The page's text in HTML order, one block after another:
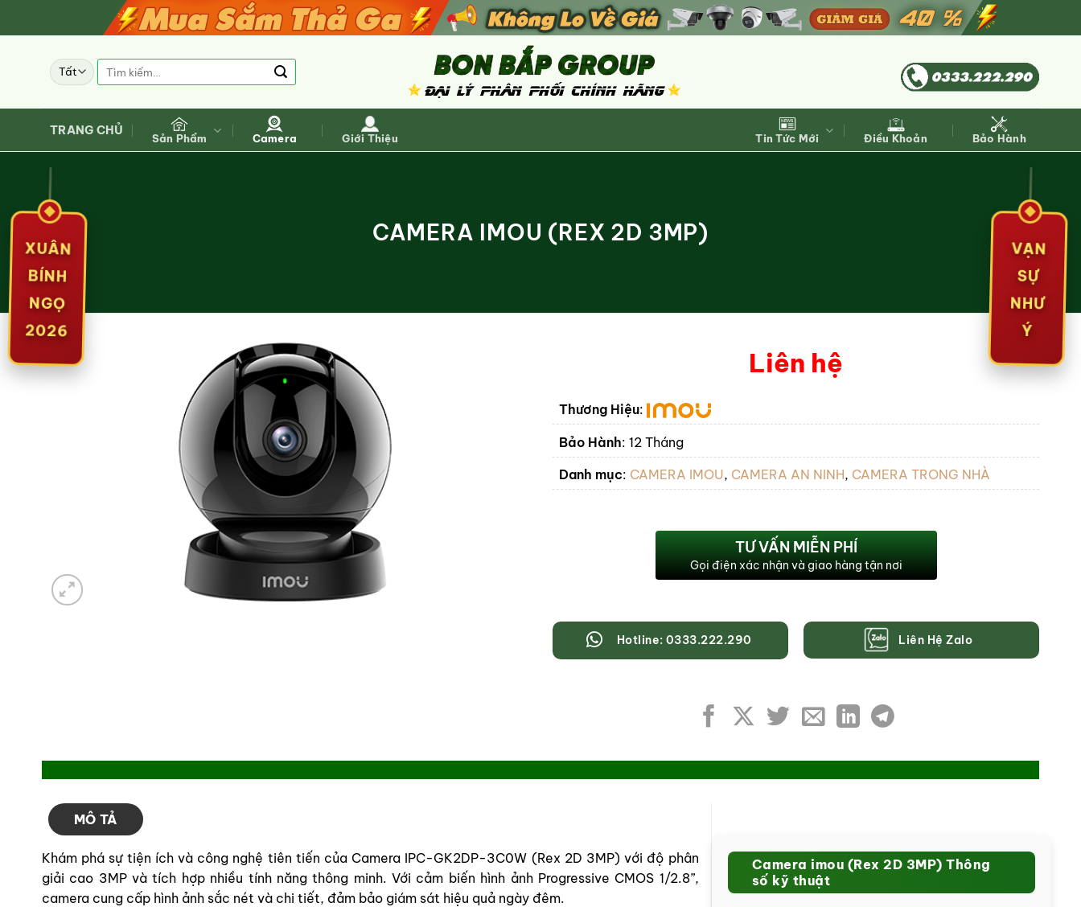
Tìm
kiếm:
TRANG CHỦ
Sản Phẩm Camera Giới Thiệu Tin Tức Mới Điều Khoản Bảo Hành
CAMERA IMOU (REX 2D 3MP)
Liên hệ
Thương Hiệu:
Bảo Hành: 12 Tháng
Danh mục: CAMERA IMOU, CAMERA AN NINH, CAMERA TRONG NHÀ
TƯ VẤN MIỄN PHÍ
Gọi điện xác nhận và giao hàng tận nơi
Hotline: 0333.222.290 Liên Hệ Zalo
MÔ TẢ
Khám phá sự tiện ích và công nghệ tiên tiến của Camera IPC-GK2DP-3C0W (Rex 2D 3MP) với độ phân
giải cao 3MP và tích hợp nhiều tính năng thông minh. Với cảm biến hình ảnh Progressive CMOS 1/2.8”,
camera cung cấp hình ảnh sắc nét và chi tiết, đảm bảo giám sát hiệu quả ngày đêm.
Camera imou (Rex 2D 3MP) Thông
số kỹ thuật
XUÂN
BÍNH
NGỌ
2026
VẠN
SỰ
NHƯ
Ý